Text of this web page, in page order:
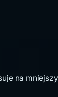
na mniejszy